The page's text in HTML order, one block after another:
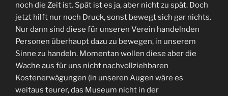
noch die Zeit ist. Spät ist es ja, aber nicht zu spät. Doch
jetzt hilft nur noch Druck, sonst bewegt sich gar nichts.
Nur dann sind diese für unseren Verein handelnden
Personen überhaupt dazu zu bewegen, in unserem
Sinne zu handeln. Momentan wollen diese aber die
Wache aus für uns nicht nachvollziehbaren
Kostenerwägungen (in unseren Augen wäre es
weitaus teurer, das Museum nicht in der